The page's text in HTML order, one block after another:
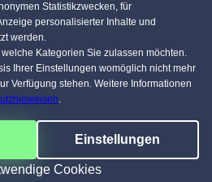
Statistikzwecken, für
personalisierter Inhalte und
werden.
Kategorien Sie zulassen möchten.
Ihrer Einstellungen womöglich nicht mehr
Verfügung stehen. Weitere Informationen
.
Einstellungen
Cookies